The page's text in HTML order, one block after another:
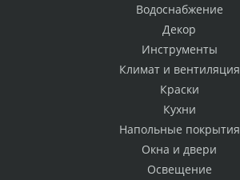
Водоснабжение
Декор
Инструменты
Климат и вентиляция
Краски
Кухни
Напольные покрытия
Окна и двери
Освещение